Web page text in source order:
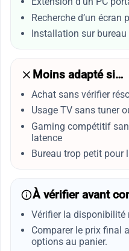
Recherche d’un
Installation sur
Moins adapté si…
Achat sans vérifier
Usage TV sans tuner
Gaming compétitif
latence
Bureau trop petit pour
À vérifier avant
Vérifier la disponibilité
Comparer le prix final
options au panier.